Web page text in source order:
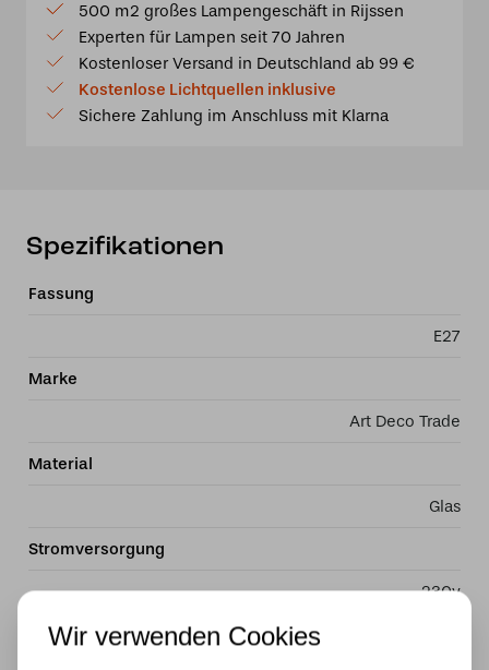
Deckenleuchte
Lovely
Flower
White
Menge
500 m2 großes Lampengeschäft in Rijssen
Experten für Lampen seit 70 Jahren
Kostenloser Versand in Deutschland ab 99 €
Kostenlose Lichtquellen inklusive
Sichere Zahlung im Anschluss mit Klarna
Spezifikationen
Fassung
E27
Marke
Art Deco Trade
Material
Glas
Stromversorgung
230v
Lichtquelle
Wir verwenden Cookies